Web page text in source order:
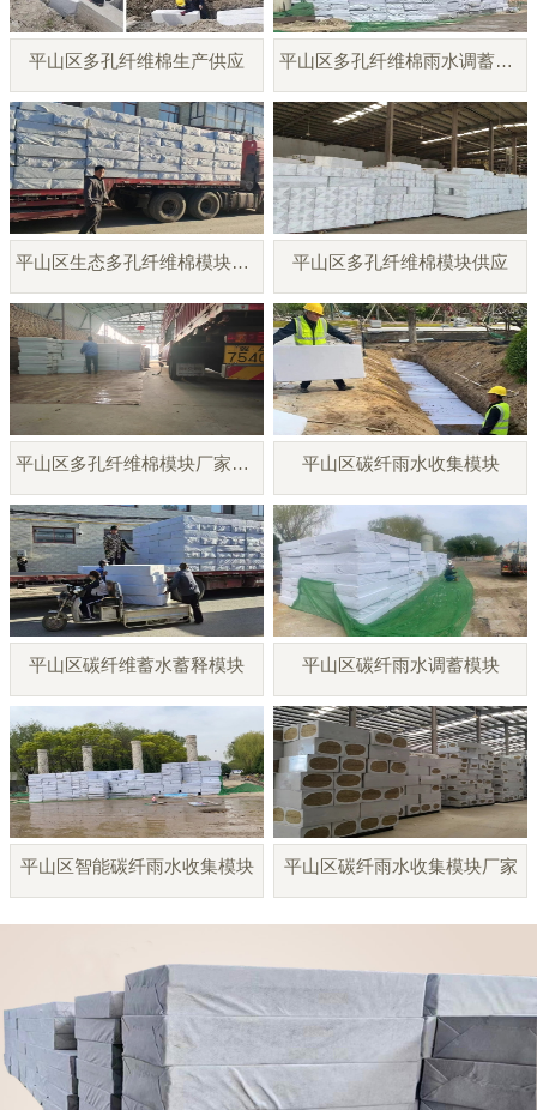
平山区多孔纤维棉生产供应 平山区多孔纤维棉雨水调蓄模块
平山区生态多孔纤维棉模块厂家 平山区多孔纤维棉模块供应
平山区多孔纤维棉模块厂家直销 平山区碳纤雨水收集模块
平山区碳纤维蓄水蓄释模块 平山区碳纤雨水调蓄模块
平山区智能碳纤雨水收集模块 平山区碳纤雨水收集模块厂家